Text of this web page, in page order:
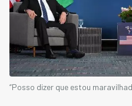
“Posso dizer que estou